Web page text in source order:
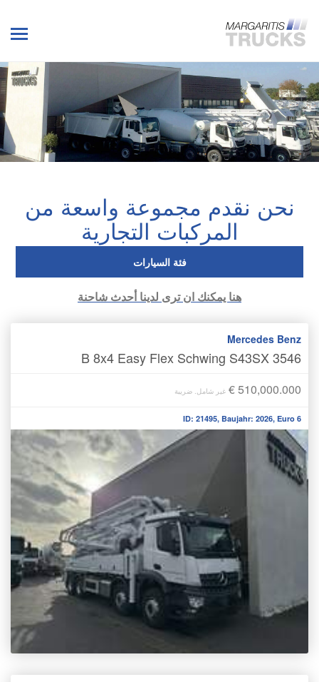
نحن نقدم مجموعة واسعة من
المركبات التجارية
فئة السيارات
هنا يمكنك ان ترى لدينا أحدث شاحنة
Mercedes Benz
3546 B 8x4 Easy Flex Schwing S43SX
€ 510,000.000 غير شامل. ضريبة
ID: 21495, Baujahr: 2026, Euro 6